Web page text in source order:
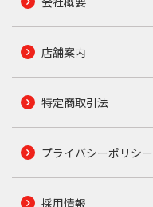
店舗案内
特定商取引法
プライバシーポリシー
採用情報